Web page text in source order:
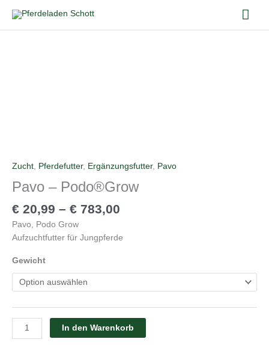
Inhalt
Zucht, Pferdefutter, Ergänzungsfutter, Pavo
Pavo – Podo®Grow
€ 20,99 – € 783,00
Pavo, Podo Grow
Aufzuchtfutter für Jungpferde
Gewicht
In den Warenkorb